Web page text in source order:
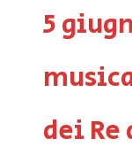
5
dei Re